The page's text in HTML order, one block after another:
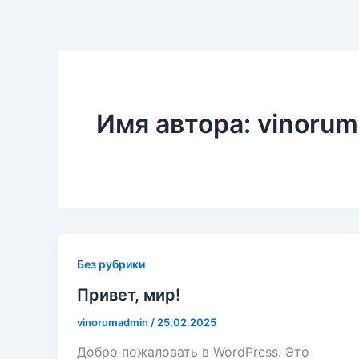
Имя автора:
Без рубрики
Привет, мир!
vinorumadmin / 25.02.2025
Добро пожаловать в WordPress. Это